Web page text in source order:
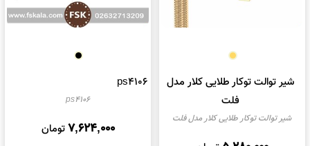
شیر توالت توکار طلایی کلار مدل
فلت
شیر توالت توکار طلایی کلار مدل فلت
ps4106
ps4106
7,624,000تومان